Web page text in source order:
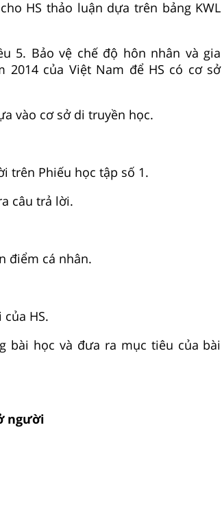
HS thảo luận dựa trên bảng KWL
5. Bảo vệ chế độ hôn nhân và gia
2014 của Việt Nam để HS có cơ sở
vào cơ sở di truyền học.
trên Phiếu học tập số 1.
câu trả lời.
điểm cá nhân.
HS.
bài học và đưa ra mục tiêu của bài
người